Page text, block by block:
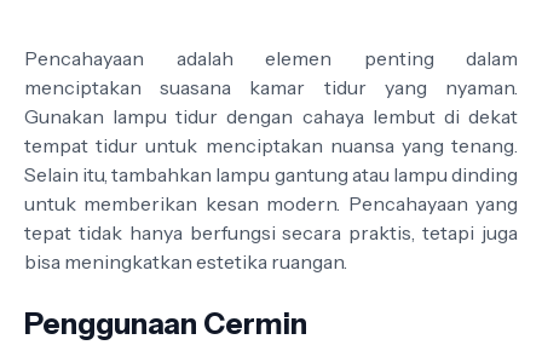
Pencahayaan adalah elemen penting dalam
menciptakan suasana kamar tidur yang nyaman.
Gunakan lampu tidur dengan cahaya lembut di dekat
tempat tidur untuk menciptakan nuansa yang tenang.
Selain itu, tambahkan lampu gantung atau lampu dinding
untuk memberikan kesan modern. Pencahayaan yang
tepat tidak hanya berfungsi secara praktis, tetapi juga
bisa meningkatkan estetika ruangan.
Penggunaan Cermin